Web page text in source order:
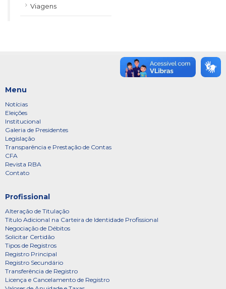
Viagens
Menu
Notícias
Eleições
Institucional
Galeria de Presidentes
Legislação
Transparência e Prestação de Contas
CFA
Revista RBA
Contato
Profissional
Alteração de Titulação
Título Adicional na Carteira de Identidade Profissional
Negociação de Débitos
Solicitar Certidão
Tipos de Registros
Registro Principal
Registro Secundário
Transferência de Registro
Licença e Cancelamento de Registro